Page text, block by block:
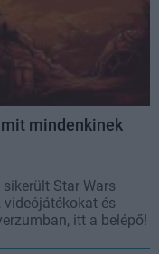
mindenkinek
Star Wars
és
itt a belépő!